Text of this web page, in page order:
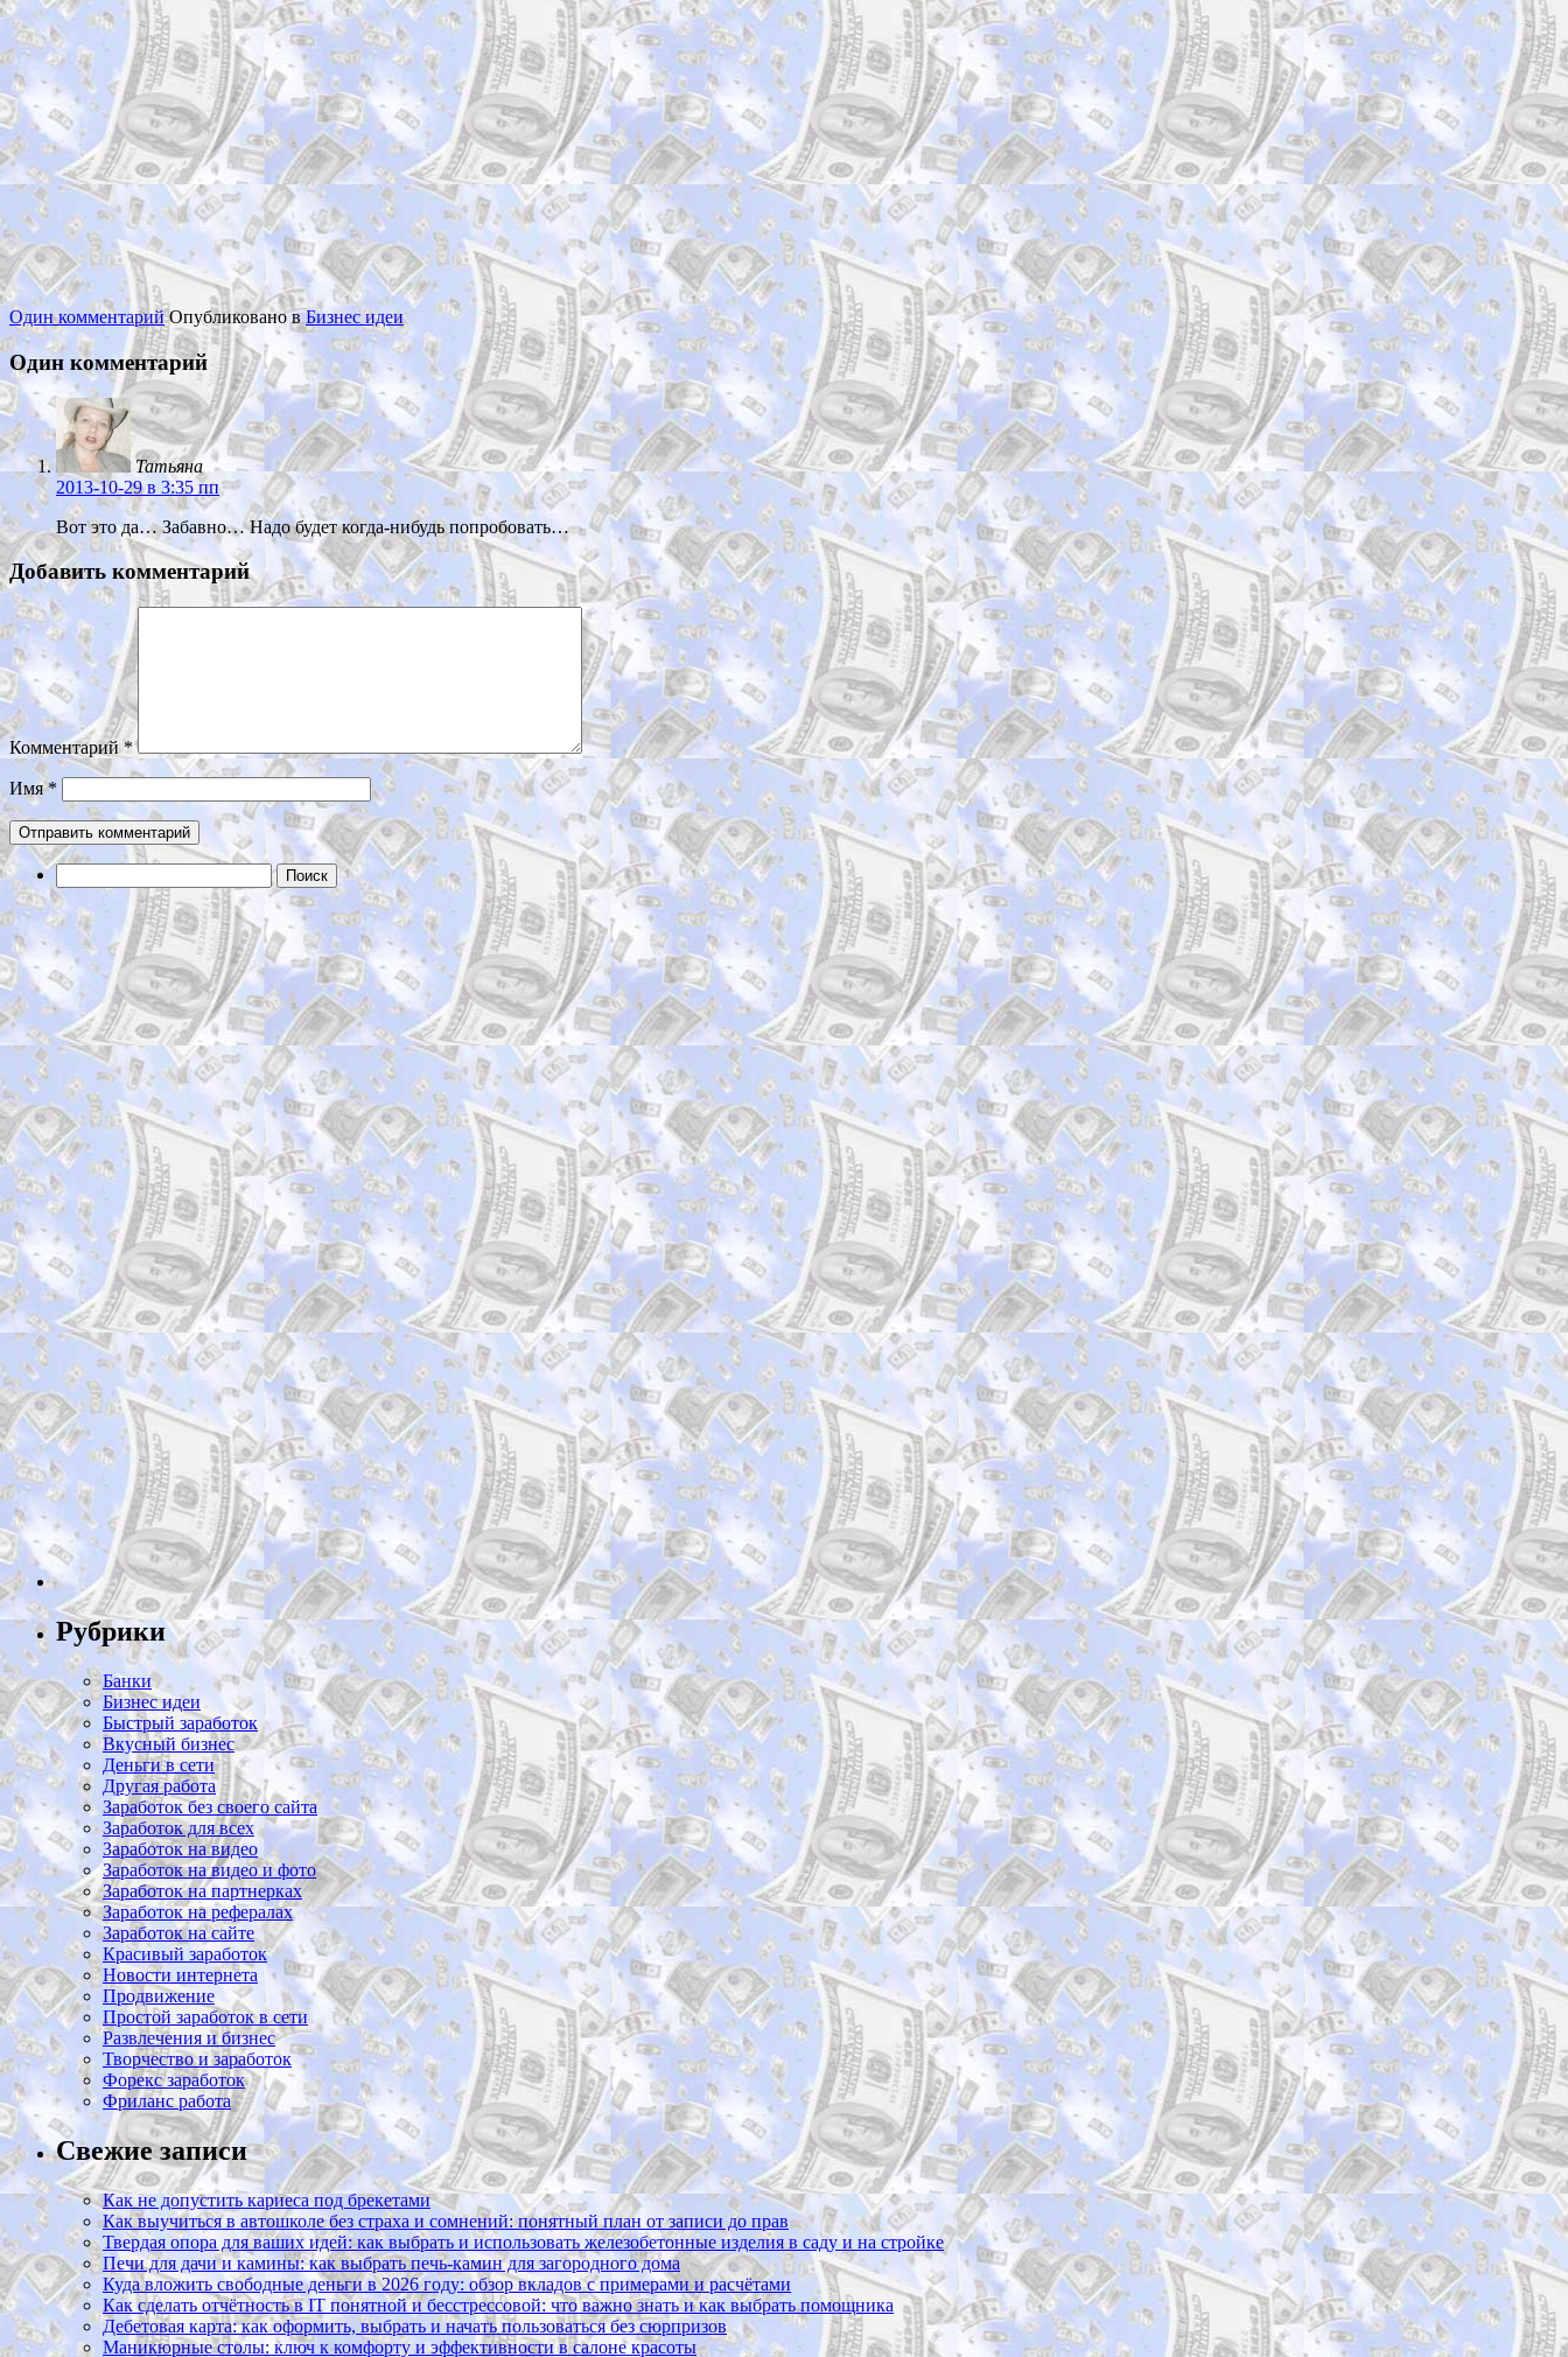
Один комментарий Опубликовано вБизнес идеи
Один комментарий
Татьяна
2013-10-29в 3:35 пп
Вот это да… Забавно… Надо будет когда-нибудь попробовать…
Добавить комментарий
Комментарий*
Имя*
Найти:
Рубрики
Банки
Бизнес идеи
Быстрый заработок
Вкусный бизнес
Деньги в сети
Другая работа
Заработок без своего сайта
Заработок для всех
Заработок на видео
Заработок на видео и фото
Заработок на партнерках
Заработок на рефералах
Заработок на сайте
Красивый заработок
Новости интернета
Продвижение
Простой заработок в сети
Развлечения и бизнес
Творчество и заработок
Форекс заработок
Фриланс работа
Свежие записи
Как не допустить кариеса под брекетами
Как выучиться в автошколе без страха и сомнений: понятный план от записи до прав
Твердая опора для ваших идей: как выбрать и использовать железобетонные изделия в саду и на стройке
Печи для дачи и камины: как выбрать печь-камин для загородного дома
Куда вложить свободные деньги в 2026 году: обзор вкладов с примерами и расчётами
Как сделать отчётность в IT понятной и бесстрессовой: что важно знать и как выбрать помощника
Дебетовая карта: как оформить, выбрать и начать пользоваться без сюрпризов
Маникюрные столы: ключ к комфорту и эффективности в салоне красоты